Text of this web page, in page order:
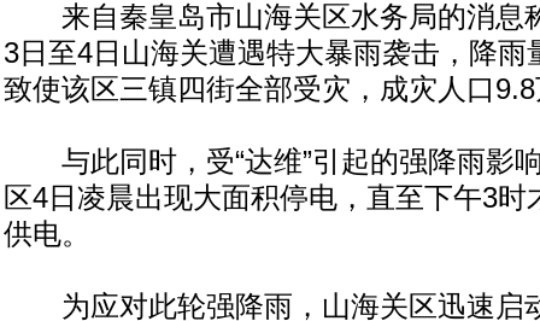
来自秦皇岛市山海关区水务局的消息
3日至4日山海关遭遇特大暴雨袭击，降雨
致使该区三镇四街全部受灾，成灾人口
与此同时，受“达维”引起的强降雨影
区4日凌晨出现大面积停电，直至下午3时
供电。
为应对此轮强降雨，山海关区迅速启